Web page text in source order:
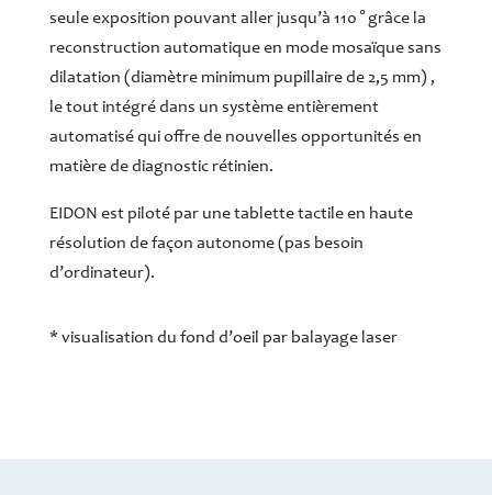
seule exposition pouvant aller jusqu’à 110 ° grâce la
reconstruction automatique en mode mosaïque sans
dilatation (diamètre minimum pupillaire de 2,5 mm) ,
le tout intégré dans un système entièrement
automatisé qui offre de nouvelles opportunités en
matière de diagnostic rétinien.
EIDON est piloté par une tablette tactile en haute
résolution de façon autonome (pas besoin
d’ordinateur).
* visualisation du fond d’oeil par balayage laser